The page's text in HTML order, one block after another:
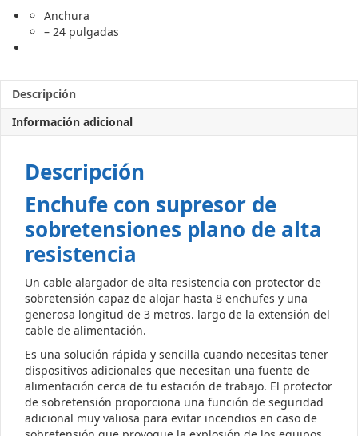
Anchura
– 24 pulgadas
Descripción
Información adicional
Descripción
Enchufe con supresor de
sobretensiones plano de alta
resistencia
Un cable alargador de alta resistencia con protector de
sobretensión capaz de alojar hasta 8 enchufes y una
generosa longitud de 3 metros. largo de la extensión del
cable de alimentación.
Es una solución rápida y sencilla cuando necesitas tener
dispositivos adicionales que necesitan una fuente de
alimentación cerca de tu estación de trabajo. El protector
de sobretensión proporciona una función de seguridad
adicional muy valiosa para evitar incendios en caso de